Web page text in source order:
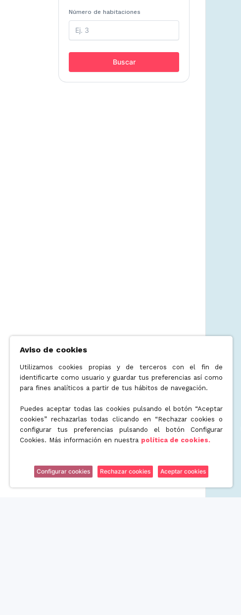
Número de habitaciones
Buscar
Aviso de cookies
Utilizamos cookies propias y de terceros con el fin de
identificarte como usuario y guardar tus preferencias así como
para fines analíticos a partir de tus hábitos de navegación.
Puedes aceptar todas las cookies pulsando el botón “Aceptar
cookies” rechazarlas todas clicando en “Rechazar cookies o
configurar tus preferencias pulsando el botón Configurar
Cookies. Más información en nuestra política de cookies.
Configurar cookies Rechazar cookies Aceptar cookies